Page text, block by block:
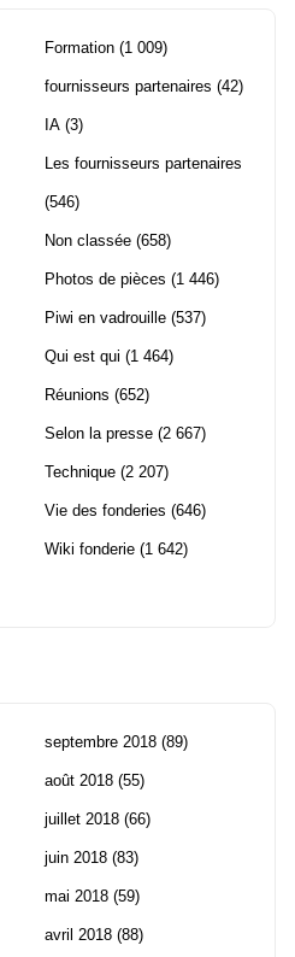
Formation (1 009)
fournisseurs partenaires (42)
IA (3)
Les fournisseurs partenaires
(546)
Non classée (658)
Photos de pièces (1 446)
Piwi en vadrouille (537)
Qui est qui (1 464)
Réunions (652)
Selon la presse (2 667)
Technique (2 207)
Vie des fonderies (646)
Wiki fonderie (1 642)
septembre 2018 (89)
août 2018 (55)
juillet 2018 (66)
juin 2018 (83)
mai 2018 (59)
avril 2018 (88)